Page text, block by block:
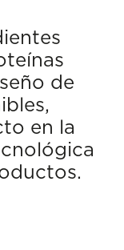
de
en la